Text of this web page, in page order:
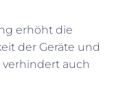
erhöht die
der Geräte und
verhindert auch